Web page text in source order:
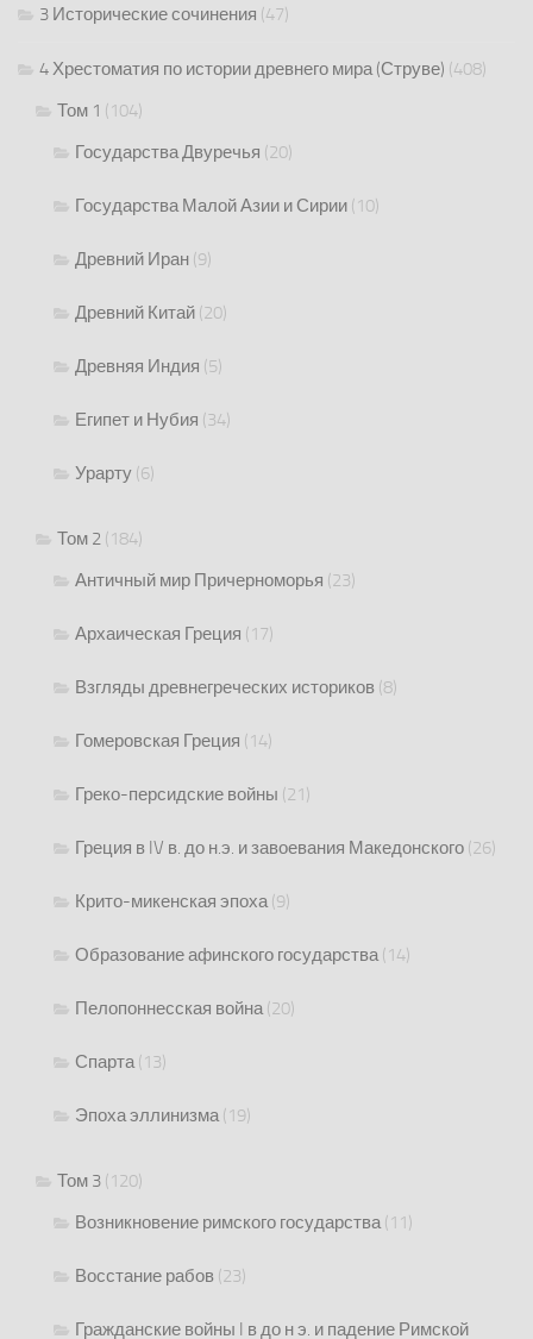
3 Исторические сочинения (47)
4 Хрестоматия по истории древнего мира (Струве) (408)
Том 1 (104)
Государства Двуречья (20)
Государства Малой Азии и Сирии (10)
Древний Иран (9)
Древний Китай (20)
Древняя Индия (5)
Египет и Нубия (34)
Урарту (6)
Том 2 (184)
Античный мир Причерноморья (23)
Архаическая Греция (17)
Взгляды древнегреческих историков (8)
Гомеровская Греция (14)
Греко-персидские войны (21)
Греция в IV в. до н.э. и завоевания Македонского (26)
Крито-микенская эпоха(9)
Образование афинского государства(14)
Пелопоннесская война(20)
Спарта(13)
Эпоха эллинизма(19)
Том 3 (120)
Возникновение римского государства(11)
Восстание рабов (23)
Гражданские войны I в до н э. и падение Римской